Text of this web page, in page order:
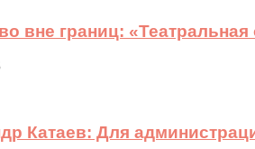
вне границ:
Катаев: Для